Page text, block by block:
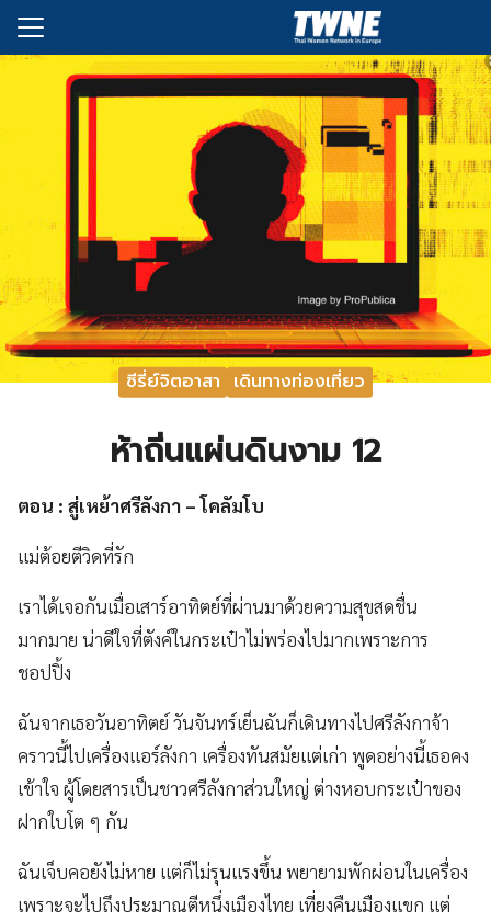
Skip
content
รา
Search
for:
ซีรี่ย์จิตอาสา เดินทางท่องเที่ยว
ห้าถิ่นแผ่นดินงาม 12
ตอน : สู่เหย้าศรีลังกา – โคลัมโบ
แม่ต้อยตีวิดที่รัก
เราได้เจอกันเมื่อเสาร์อาทิตย์ที่ผ่านมาด้วยความสุขสดชื่น
มากมาย น่าดีใจที่ตังค์ในกระเป๋าไม่พร่องไปมากเพราะการ
ชอปปิ้ง
ฉันจากเธอวันอาทิตย์ วันจันทร์เย็นฉันก็เดินทางไปศรีลังกาจ้า
คราวนี้ไปเครื่องแอร์ลังกา เครื่องทันสมัยแต่เก่า พูดอย่างนี้เธอคง
เข้าใจ ผู้โดยสารเป็นชาวศรีลังกาส่วนใหญ่ ต่างหอบกระเป๋าของ
ฝากใบโต ๆ กัน
ฉันเจ็บคอยังไม่หาย แต่ก็ไม่รุนแรงขึ้น พยายามพักผ่อนในเครื่อง
เพราะจะไปถึงประมาณตีหนึ่งเมืองไทย เที่ยงคืนเมืองแขก แต่